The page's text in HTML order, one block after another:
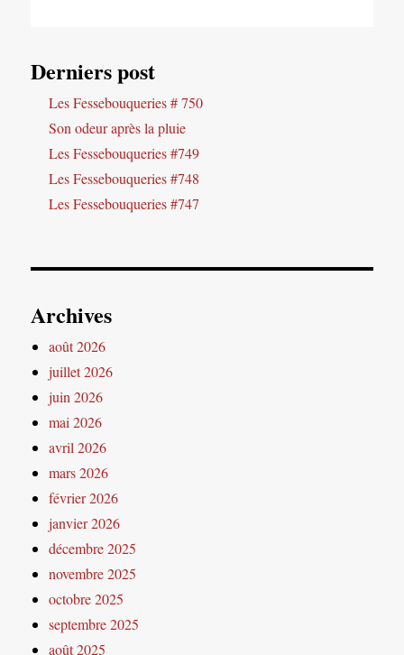
Derniers post
Les Fessebouqueries # 750
Son odeur après la pluie
Les Fessebouqueries #749
Les Fessebouqueries #748
Les Fessebouqueries #747
Archives
août 2026
juillet 2026
juin 2026
mai 2026
avril 2026
mars 2026
février 2026
janvier 2026
décembre 2025
novembre 2025
octobre 2025
septembre 2025
août 2025